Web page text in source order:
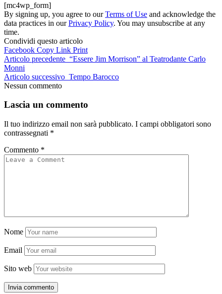
[mc4wp_form]
By signing up, you agree to ourTerms of Use and acknowledge the
data practices in ourPrivacy Policy. You may unsubscribe at any
time.
Condividi questo articolo
Facebook Copy Link Print
Articolo precedente “Essere Jim Morrison” al Teatrodante Carlo
Monni
Articolo successivo Tempo Barocco
Nessun commento
Lascia un commento
Il tuo indirizzo email non sarà pubblicato. I campi obbligatori sono
contrassegnati *
Commento *
Nome
Email
Sito web